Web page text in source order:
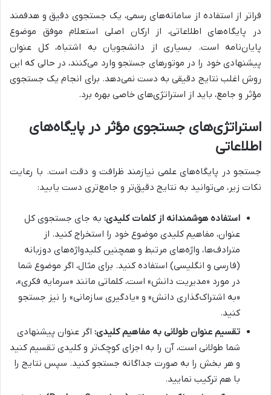
فراتر از استفاده از سامانه‌های رسمی، یک جستجوی دقیق و هدفمند
در پایگاه‌های اطلاعاتی، از ارکان اصلی استعلام موفق موضوع
پایان‌نامه است. بسیاری از دانشجویان به اشتباه، کل عنوان
پیشنهادی خود را در موتورهای جستجو وارد می‌کنند، در حالی که این
روش اغلب نتایج دقیقی به دست نمی‌دهد. برای انجام یک جستجوی
مؤثر و جامع، باید از استراتژی‌های خاصی بهره برد.
استراتژی‌های جستجوی مؤثر در پایگاه‌های
اطلاعاتی
جستجو در پایگاه‌های علمی نیازمند ظرافت و دقت است. با رعایت
نکات زیر، می‌توانید به نتایج دقیق‌تر و جامع‌تری دست یابید:
استفاده هوشمندانه از کلمات کلیدی: به جای جستجوی کل
عنوان، مفاهیم کلیدی موضوع خود را استخراج کنید. از
مترادف‌ها، واژه‌های مرتبط و همچنین کلیدواژه‌های دوزبانه
(فارسی و انگلیسی) استفاده کنید. برای مثال، اگر موضوع شما
در مورد «مدیریت دانش» است، کلماتی مانند «سرمایه فکری»،
«به اشتراک‌گذاری دانش» و «یادگیری سازمانی» را نیز جستجو
کنید.
تقسیم عنوان طولانی به مفاهیم کلیدی: اگر عنوان پیشنهادی
شما طولانی است، آن را به اجزای کوچک‌تر و کلیدی تقسیم کنید
و هر بخش را به صورت جداگانه جستجو کنید. سپس نتایج را
با هم ترکیب نمایید.